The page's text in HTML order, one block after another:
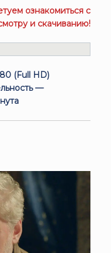
ознакомиться с
и скачиванию!
(Full HD)
—